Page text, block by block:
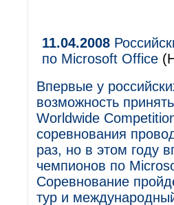
11.04.2008
по Microsoft Office
Впервые у
возможность
Worldwide
соревнования
раз, но в этом году
чемпионов по
Соревнование
тур и